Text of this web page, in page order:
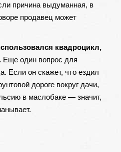
причина выдуманная, в
продавец может
квадроцикл,
Еще один вопрос для
Если он скажет, что ездил
дороге вокруг дачи,
в маслобаке — значит,